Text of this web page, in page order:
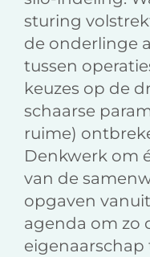
sturing
de onderlinge
tussen
keuzes op de
schaarse
ruime)
Denkwerk om
van de
opgaven
agenda om zo
eigenaarschap